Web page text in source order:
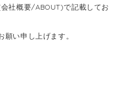
社概要/ABOUT)で記載してお
い申し上げます。